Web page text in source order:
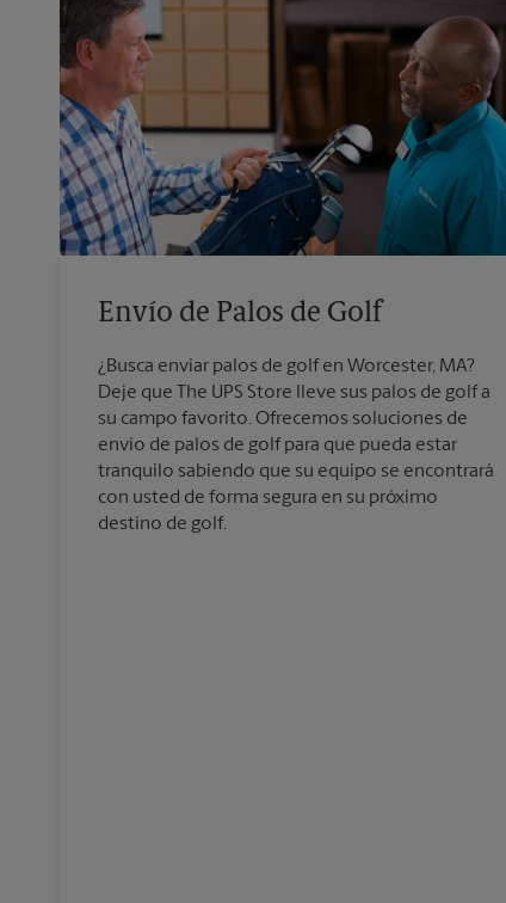
Envío de Palos de Golf
¿Busca enviar palos de golf en Worcester, MA?
Deje que The UPS Store lleve sus palos de golf a
su campo favorito. Ofrecemos soluciones de
envío de palos de golf para que pueda estar
tranquilo sabiendo que su equipo se encontrará
con usted de forma segura en su próximo
destino de golf.